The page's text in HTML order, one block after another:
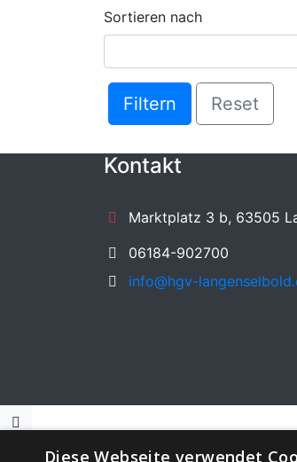
Sortieren nach
Filtern Reset
Kontakt
Marktplatz 3 b, 63505
06184-902700
info@hgv-
Diese Webseite verwendet